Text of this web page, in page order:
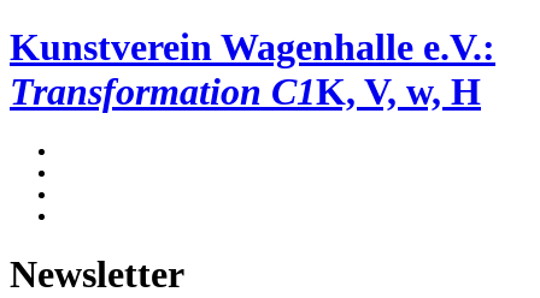
Kunstverein Wagenhalle e.V.:
Transformation C1K, V, w, H
Newsletter